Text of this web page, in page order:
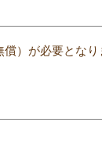
）が必要とな